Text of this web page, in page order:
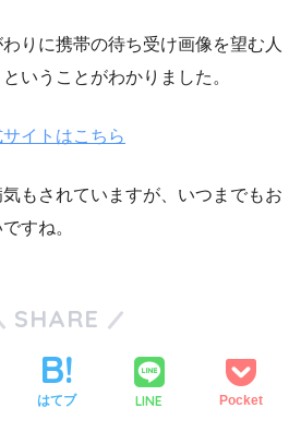
りに携帯の待ち受け画像を望む人
いうことがわかりました。
イトはこちら
もされていますが、いつまでもお
すね。
SHARE
はてブ LINE Pocket